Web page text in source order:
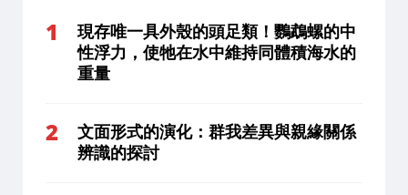
現存唯一具外殼的頭足類！鸚鵡螺的中
性浮力，使牠在水中維持同體積海水的
重量
文面形式的演化：群我差異與親緣關係
辨識的探討